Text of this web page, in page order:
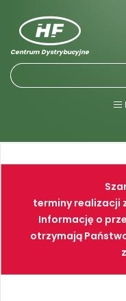
Centrum Dystrybucyjne
NARZĘDZIA
FARBY
terminy realizacji
Informację o
otrzymają